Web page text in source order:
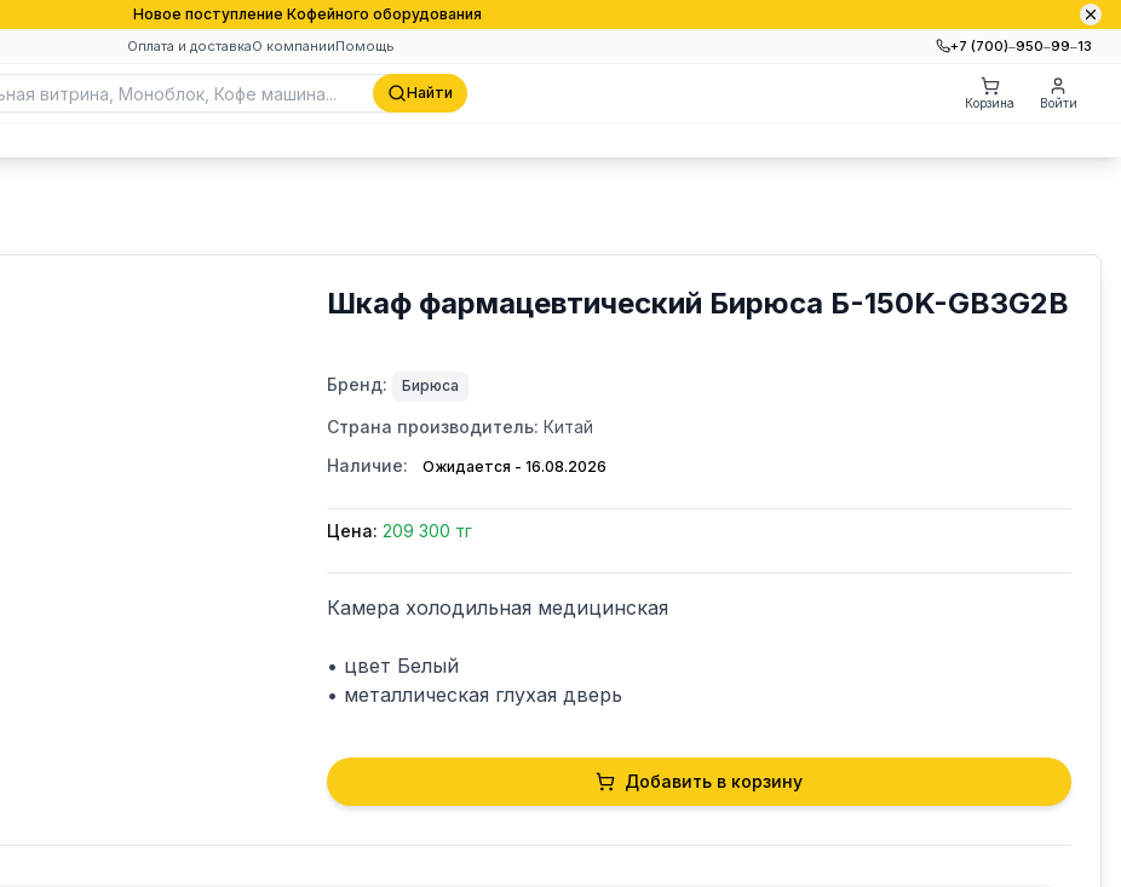
Новое поступление Кофейного оборудования
Оплата и доставкаО компанииПомощь +7 (700)‒950‒99‒13
Найти
Корзина Войти
Шкаф фармацевтический Бирюса Б-150K-GB3G2B
Бренд: Бирюса
Страна производитель: Китай
Наличие:
Ожидается - 16.08.2026
Цена: 209 300 тг
Камера холодильная медицинская
• цвет Белый
• металлическая глухая дверь
• электронное управление
• габариты 89x58x62см
• объем 150л
Добавить в корзину